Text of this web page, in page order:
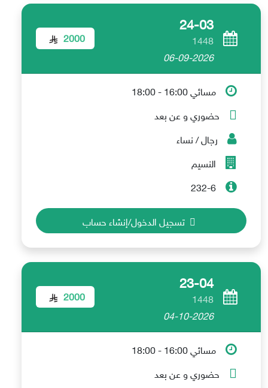
24-03
1448
06-09-2026
2000
مسائي 16:00 - 18:00
حضوري و عن بعد
رجال / نساء
النسيم
232-6
تسجيل الدخول/إنشاء حساب
23-04
1448
04-10-2026
2000
مسائي 16:00 - 18:00
حضوري و عن بعد